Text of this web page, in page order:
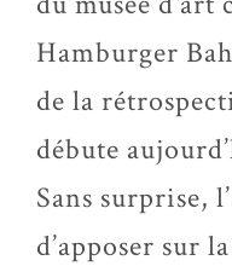
Hamburger
de la
débute
Sans surprise,
d’apposer sur